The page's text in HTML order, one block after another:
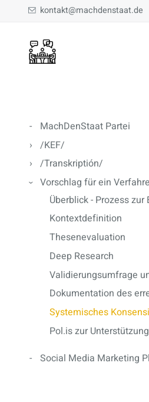
kontakt@machdenstaat.de
MachDenStaat Partei
/KEF/
/Transkriptión/
Vorschlag für ein Verfahren zur
Überblick - Prozess zur Erstellung eines
Kontextdefinition
Thesenevaluation
Deep Research
Validierungsumfrage und Sentiment-
Dokumentation des erreichten Konsenses nach der
Systemisches Konsensieren für den ersten
Pol.is zur Unterstützung der
Social Media Marketing Plan für